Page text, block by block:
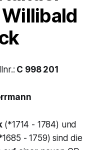
C 998 201
(*1714 - 1784) und
- 1759) sind die